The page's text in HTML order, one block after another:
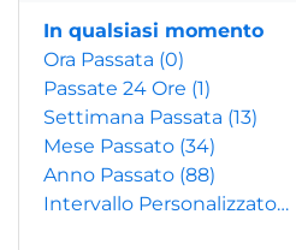
In qualsiasi momento
Ora Passata (0)
Passate 24 Ore (1)
Settimana Passata (13)
Mese Passato (34)
Anno Passato (88)
Intervallo Personalizzato…